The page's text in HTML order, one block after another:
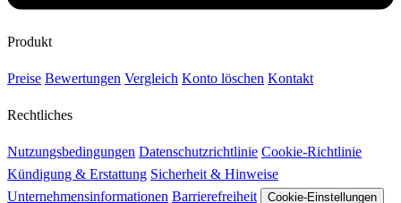
Produkt
Preise Bewertungen Vergleich Konto löschen Kontakt
Rechtliches
Nutzungsbedingungen Datenschutzrichtlinie Cookie-Richtlinie
Kündigung & Erstattung Sicherheit & Hinweise
Unternehmensinformationen Barrierefreiheit Cookie-Einstellungen